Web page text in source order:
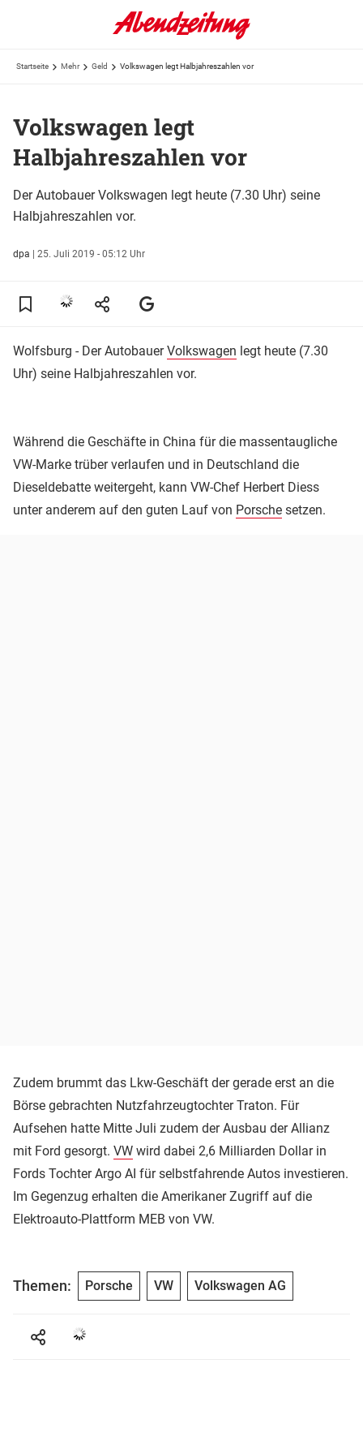
Startseite Mehr Geld Volkswagen legt Halbjahreszahlen vor
Volkswagen legt
Halbjahreszahlen vor
Der Autobauer Volkswagen legt heute (7.30 Uhr) seine
Halbjahreszahlen vor.
dpa | 25. Juli 2019 - 05:12 Uhr
Wolfsburg - Der AutobauerVolkswagen legt heute (7.30
Uhr) seine Halbjahreszahlen vor.
Während die Geschäfte in China für die massentaugliche
VW-Marke trüber verlaufen und in Deutschland die
Dieseldebatte weitergeht, kann VW-Chef Herbert Diess
unter anderem auf den guten Lauf von Porsche setzen.
Zudem brummt das Lkw-Geschäft der gerade erst an die
Börse gebrachten Nutzfahrzeugtochter Traton. Für
Aufsehen hatte Mitte Juli zudem der Ausbau der Allianz
mit Ford gesorgt. VW wird dabei 2,6 Milliarden Dollar in
Fords Tochter Argo AI für selbstfahrende Autos investieren.
Im Gegenzug erhalten die Amerikaner Zugriff auf die
Elektroauto-Plattform MEB von VW.
Themen: Porsche VW Volkswagen AG